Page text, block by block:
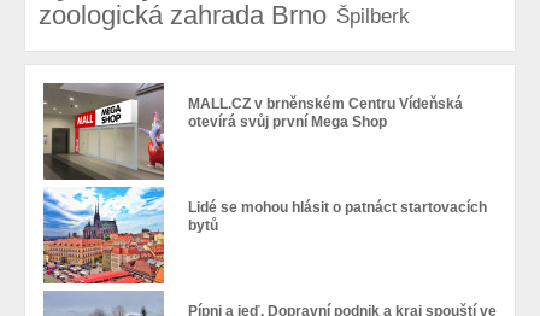
zoologická zahrada Brno Špilberk
MALL.CZ v brněnském Centru Vídeňská
otevírá svůj první Mega Shop
Lidé se mohou hlásit o patnáct startovacích
bytů
Pípni a jeď. Dopravní podnik a kraj spouští ve